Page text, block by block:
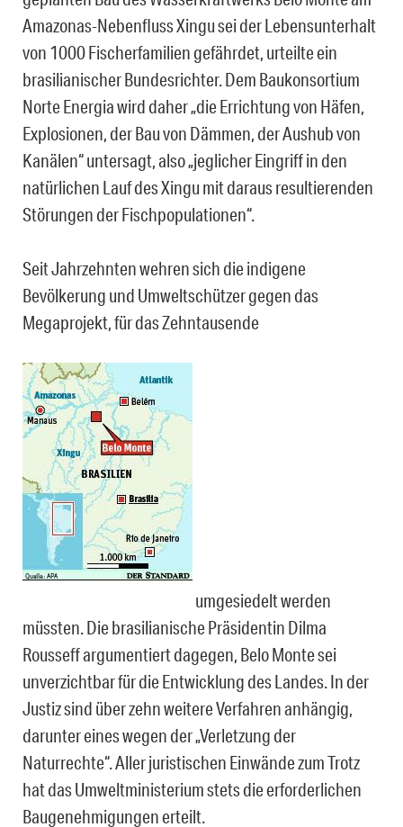
Amazonas-Nebenfluss Xingu sei der Lebensunterhalt
von 1000 Fischerfamilien gefährdet, urteilte ein
brasilianischer Bundesrichter. Dem Baukonsortium
Norte Energia wird daher „die Errichtung von Häfen,
Explosionen, der Bau von Dämmen, der Aushub von
Kanälen“ untersagt, also „jeglicher Eingriff in den
natürlichen Lauf des Xingu mit daraus resultierenden
Störungen der Fischpopulationen“.
Seit Jahrzehnten wehren sich die indigene
Bevölkerung und Umweltschützer gegen das
Megaprojekt, für das Zehntausende
umgesiedelt werden
müssten. Die brasilianische Präsidentin Dilma
Rousseff argumentiert dagegen, Belo Monte sei
unverzichtbar für die Entwicklung des Landes. In der
Justiz sind über zehn weitere Verfahren anhängig,
darunter eines wegen der „Verletzung der
Naturrechte“. Aller juristischen Einwände zum Trotz
hat das Umweltministerium stets die erforderlichen
Baugenehmigungen erteilt.